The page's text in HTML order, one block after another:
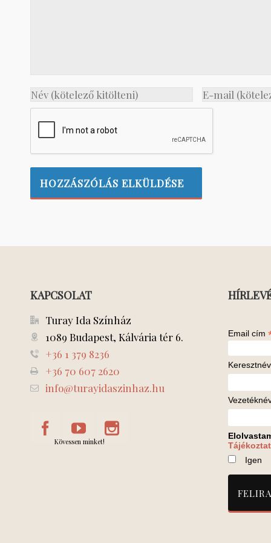
KAPCSOLAT
Turay Ida Színház
1089 Budapest, Kálvária tér 6.
+36 1 379 8236
+36 70 607 2620
info@turayidaszinhaz.hu
Kövessen minket!
Email cím
Keresztnév
Igen